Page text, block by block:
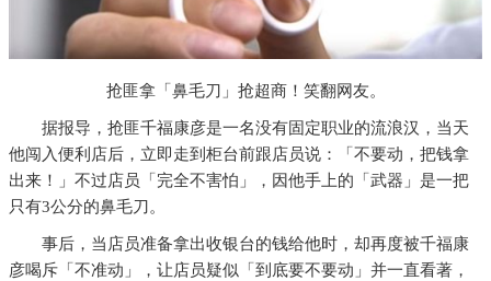
抢匪拿「鼻毛刀」抢超商！笑翻网友。
据报导，抢匪千福康彦是一名没有固定职业的流浪汉，当天
他闯入便利店后，立即走到柜台前跟店员说：「不要动，把钱拿
出来！」不过店员「完全不害怕」，因他手上的「武器」是一把
只有3公分的鼻毛刀。
事后，当店员准备拿出收银台的钱给他时，却再度被千福康
彦喝斥「不准动」，让店员疑似「到底要不要动」并一直看著，